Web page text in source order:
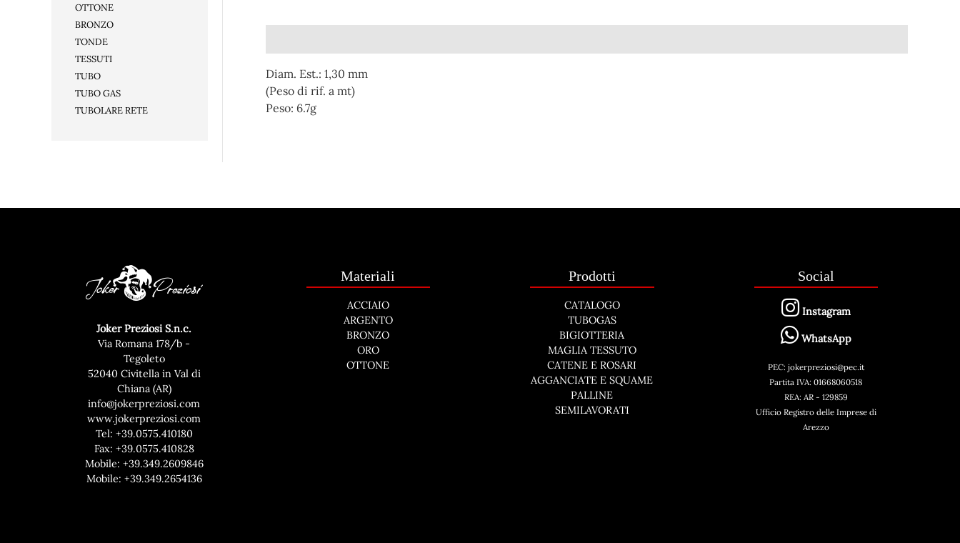
OTTONE
BRONZO
TONDE
TESSUTI
TUBO
TUBO GAS
TUBOLARE RETE
Diam. Est.: 1,30 mm
(Peso di rif. a mt)
Peso: 6.7g
Joker Preziosi S.n.c.
Via Romana 178/b -
Tegoleto
52040 Civitella in Val di
Chiana (AR)
info@jokerpreziosi.com
www.jokerpreziosi.com
Tel: +39.0575.410180
Fax: +39.0575.410828
Mobile: +39.349.2609846
Mobile: +39.349.2654136
Materiali
ACCIAIO
ARGENTO
BRONZO
ORO
OTTONE
Prodotti
CATALOGO
TUBOGAS
BIGIOTTERIA
MAGLIA TESSUTO
CATENE E ROSARI
AGGANCIATE E SQUAME
PALLINE
SEMILAVORATI
Social
Instagram
WhatsApp
PEC: jokerpreziosi@pec.it
Partita IVA: 01668060518
REA: AR - 129859
Ufficio Registro delle Imprese di
Arezzo